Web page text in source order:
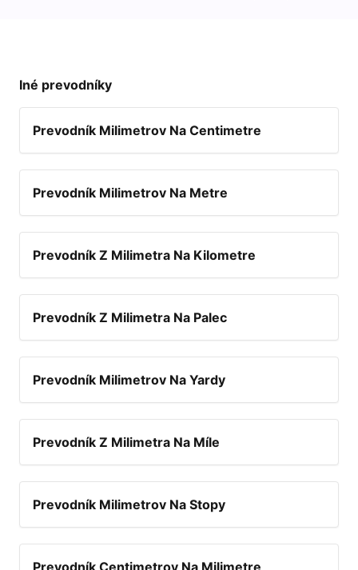
Iné prevodníky
Prevodník Milimetrov Na Centimetre
Prevodník Milimetrov Na Metre
Prevodník Z Milimetra Na Kilometre
Prevodník Z Milimetra Na Palec
Prevodník Milimetrov Na Yardy
Prevodník Z Milimetra Na Míle
Prevodník Milimetrov Na Stopy
Prevodník Centimetrov Na Milimetre